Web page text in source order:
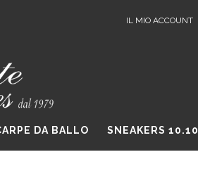
IL MIO ACCOUNT
DA BALLO SNEAKERS 10.10